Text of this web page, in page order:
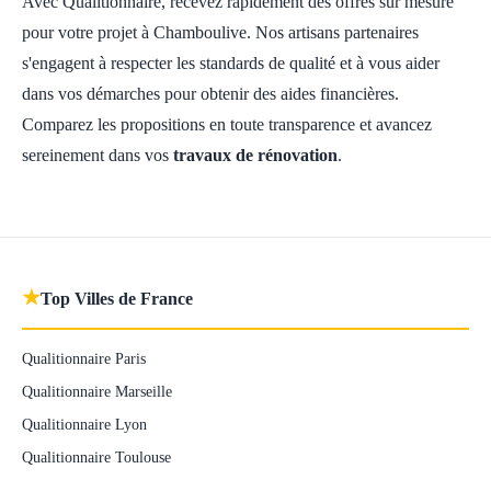
pour votre projet à Chamboulive. Nos artisans partenaires
s'engagent à respecter les standards de qualité et à vous aider
dans vos démarches pour obtenir des aides financières.
Comparez les propositions en toute transparence et avancez
sereinement dans vos travaux de rénovation.
★Top Villes de France
Qualitionnaire Paris
Qualitionnaire Marseille
Qualitionnaire Lyon
Qualitionnaire Toulouse